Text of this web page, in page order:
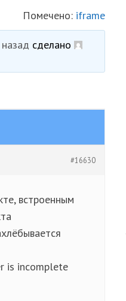
Помечено: iframe
сделано
#16630
встроенным
is incomplete